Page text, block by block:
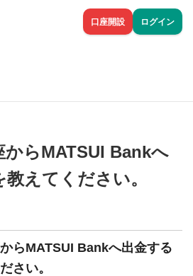
口座開設 ログイン
からMATSUI Bankへ
えてください。
らMATSUI Bankへ出金する
さい。